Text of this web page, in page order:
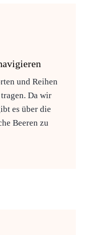
und Reihen
Da wir
es über die
Beeren zu